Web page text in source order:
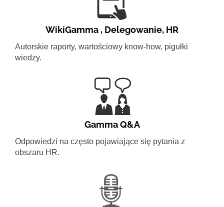
WikiGamma , Delegowanie, HR
Autorskie raporty, wartościowy know-how, pigułki
wiedzy.
Gamma Q&A
Odpowiedzi na często pojawiające się pytania z
obszaru HR.